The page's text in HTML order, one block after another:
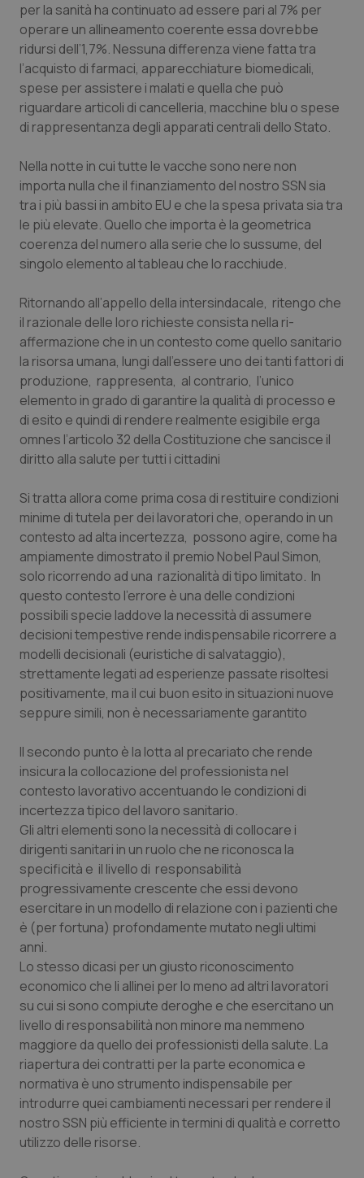
Marche
Molise
Piemonte
Provincia Autonoma di Trento
Puglia
Sicilia
Toscana
Umbria
Valle D’Aosta
Veneto
Donna & Salute
Epatiti
HIV
Ipertensione & Scompenso
Malattie rare
Neuroscienze & patologie neurodegenerative
Obesità
Oftalmologia
Oncodermatologia
Oncoematologia
Oncologia & Nutrizione
Psoriasi & pelle
Quotidiano Cardiologia
Quotidiano Chirurgia
Quotidiano Oncologia
Quotidiano Pediatria
Rene & patologie urogenitali
Salute orale & impianti
Sangue & coagulazione
Tiroide
Tumore al seno
Tumore ovarico
Tumori del Polmone & Testa Collo
Tumori gastrointestinali
Ulcera & Reflusso
per la sanità ha continuato ad essere pari al 7% per
operare un allineamento coerente essa dovrebbe
ridursi dell’1,7%. Nessuna differenza viene fatta tra
l’acquisto di farmaci, apparecchiature biomedicali,
spese per assistere i malati e quella che può
riguardare articoli di cancelleria, macchine blu o spese
di rappresentanza degli apparati centrali dello Stato.
Nella notte in cui tutte le vacche sono nere non
importa nulla che il finanziamento del nostro SSN sia
tra i più bassi in ambito EU e che la spesa privata sia tra
le più elevate. Quello che importa è la geometrica
coerenza del numero alla serie che lo sussume, del
singolo elemento altableau che lo racchiude.
Ritornando all’appello della intersindacale, ritengo che
il razionale delle loro richieste consista nella ri-
affermazione che in un contesto come quello sanitario
la risorsa umana, lungi dall’essere uno dei tanti fattori di
produzione, rappresenta, al contrario, l’unico
elemento in grado di garantire la qualità di processo e
di esito e quindi di rendere realmente esigibile erga
omnes l’articolo 32 della Costituzione che sancisce il
diritto alla salute per tutti i cittadini
Si tratta allora come prima cosa di restituire condizioni
minime di tutela per dei lavoratori che, operando in un
contesto ad alta incertezza, possono agire, come ha
ampiamente dimostrato il premio Nobel Paul Simon,
solo ricorrendo ad una razionalità di tipo limitato. In
questo contesto l’errore è una delle condizioni
possibili specie laddove la necessità di assumere
decisioni tempestive rende indispensabile ricorrere a
modelli decisionali (euristiche di salvataggio),
strettamente legati ad esperienze passate risoltesi
positivamente, ma il cui buon esito in situazioni nuove
seppure simili, non è necessariamente garantito
Il secondo punto è la lotta al precariato che rende
insicura la collocazione del professionista nel
contesto lavorativo accentuando le condizioni di
incertezza tipico del lavoro sanitario.
Gli altri elementi sono la necessità di collocare i
dirigenti sanitari in un ruolo che ne riconosca la
specificità e il livello di responsabilità
progressivamente crescente che essi devono
esercitare in un modello di relazione con i pazienti che
è (per fortuna) profondamente mutato negli ultimi
anni.
Lo stesso dicasi per un giusto riconoscimento
economico che li allinei per lo meno ad altri lavoratori
su cui si sono compiute deroghe e che esercitano un
livello di responsabilità non minore ma nemmeno
maggiore da quello dei professionisti della salute. La
riapertura dei contratti per la parte economica e
normativa è uno strumento indispensabile per
introdurre quei cambiamenti necessari per rendere il
nostro SSN più efficiente in termini di qualità e corretto
utilizzo delle risorse.